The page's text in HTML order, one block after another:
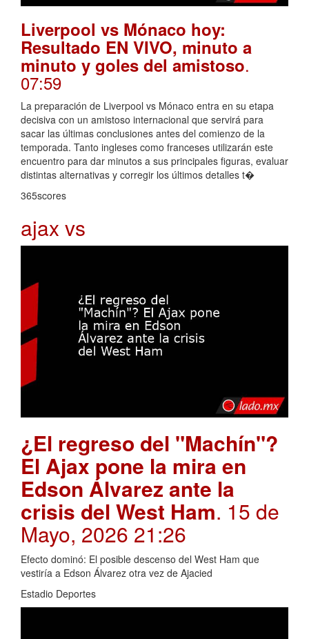
Liverpool vs Mónaco hoy:
Resultado EN VIVO, minuto a
minuto y goles del amistoso.
07:59
La preparación de Liverpool vs Mónaco entra en su etapa
decisiva con un amistoso internacional que servirá para
sacar las últimas conclusiones antes del comienzo de la
temporada. Tanto ingleses como franceses utilizarán este
encuentro para dar minutos a sus principales figuras, evaluar
distintas alternativas y corregir los últimos detalles t�
365scores
ajax vs
¿El regreso del "Machín"?
El Ajax pone la mira en
Edson Álvarez ante la
crisis del West Ham. 15 de
Mayo, 2026 21:26
Efecto dominó: El posible descenso del West Ham que
vestiría a Edson Álvarez otra vez de Ajacied
Estadio Deportes